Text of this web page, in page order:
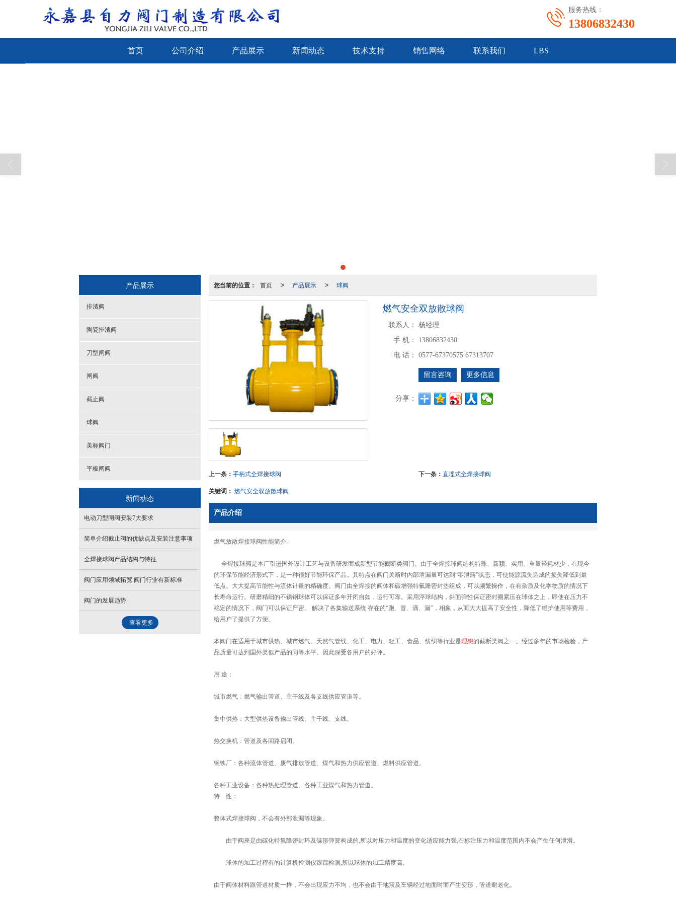
服务热线：
13806832430
首页 公司介绍 产品展示 新闻动态 技术支持 销售网络 联系我们 LBS
您当前的位置： 首页 > 产品展示 > 球阀
燃气安全双放散球阀
联系人：
杨经理
手 机：
13806832430
电 话：
0577-67370575 67313707
留言咨询 更多信息
分享：
上一条： 手柄式全焊接球阀 下一条： 直埋式全焊接球阀
关键词： 燃气安全双放散球阀
产品介绍
燃气放散焊接球阀性能简介:
全焊接球阀是本厂引进国外设计工艺与设备研发而成新型节能截断类阀门。由于全焊接球阀结构特殊、新颖、实用、重量轻耗材少，在现今
的环保节能经济形式下，是一种很好节能环保产品。其特点在阀门关断时内部泄漏量可达到“零泄露”状态，可使能源流失造成的损失降低到最
低点。大大提高节能性与流体计量的精确度。阀门由全焊接的阀体和碳增强特氟隆密封垫组成，可以频繁操作，在有杂质及化学物质的情况下
长寿命运行。研磨精细的不锈钢球体可以保证多年开闭自如，运行可靠。采用浮球结构，斜面弹性保证密封圈紧压在球体之上，即使在压力不
稳定的情况下，阀门可以保证严密。 解决了各集输送系统 存在的“跑、冒、滴、漏”，相象，从而大大提高了安全性，降低了维护使用等费用，
给用户了提供了方便。
本阀门在适用于城市供热、城市燃气、天然气管线、化工、电力、轻工、食品、纺织等行业是理想的截断类阀之一。经过多年的市场检验，产
品质量可达到国外类似产品的同等水平。因此深受各用户的好评。
用 途：
城市燃气：燃气输出管道、主干线及各支线供应管道等。
集中供热：大型供热设备输出管线、主干线、支线。
热交换机：管道及各回路启闭。
钢铁厂：各种流体管道、废气排放管道、煤气和热力供应管道、燃料供应管道。
各种工业设备：各种热处理管道、各种工业煤气和热力管道。
特 性：
整体式焊接球阀，不会有外部泄漏等现象。
由于阀座是由碳化特氟隆密封环及碟形弹簧构成的,所以对压力和温度的变化适应能力强,在标注压力和温度范围内不会产生任何泄滑。
球体的加工过程有的计算机检测仪跟踪检测,所以球体的加工精度高。
由于阀体材料跟管道材质一样，不会出现应力不均，也不会由于地震及车辆经过地面时而产生变形，管道耐老化。
产品展示
排渣阀
陶瓷排渣阀
刀型闸阀
闸阀
截止阀
球阀
美标阀门
平板闸阀
新闻动态
电动刀型闸阀安装7大要求
简单介绍截止阀的优缺点及安装注意事项
全焊接球阀产品结构与特征
阀门应用领域拓宽 阀门行业有新标准
阀门的发展趋势
查看更多